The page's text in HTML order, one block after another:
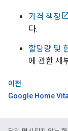
가격 책정
다.
할당량 및
에 관한 세
이전
Google Home